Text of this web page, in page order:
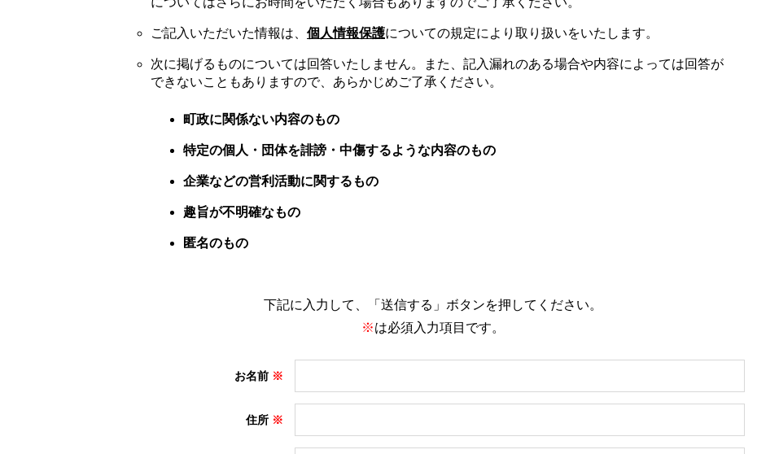
ご記入いただいた情報は、 個人情報保護についての規定により取り扱いをいたします。
次に掲げるものについては回答いたしません。また、記入漏れのある場合や内容によっては回答が
できないこともありますので、あらかじめご了承ください。
町政に関係ない内容のもの
特定の個人・団体を誹謗・中傷するような内容のもの
企業などの営利活動に関するもの
趣旨が不明確なもの
匿名のもの
下記に入力して、「送信する」ボタンを押してください。
※は必須入力項目です。
お名前
住所